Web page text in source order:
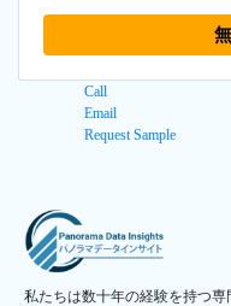
Call
Email
Request Sample
私たちは数十年の経験を持つ